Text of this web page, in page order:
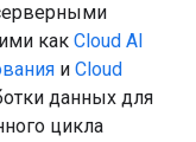
как Cloud AI
и Cloud
данных для
цикла